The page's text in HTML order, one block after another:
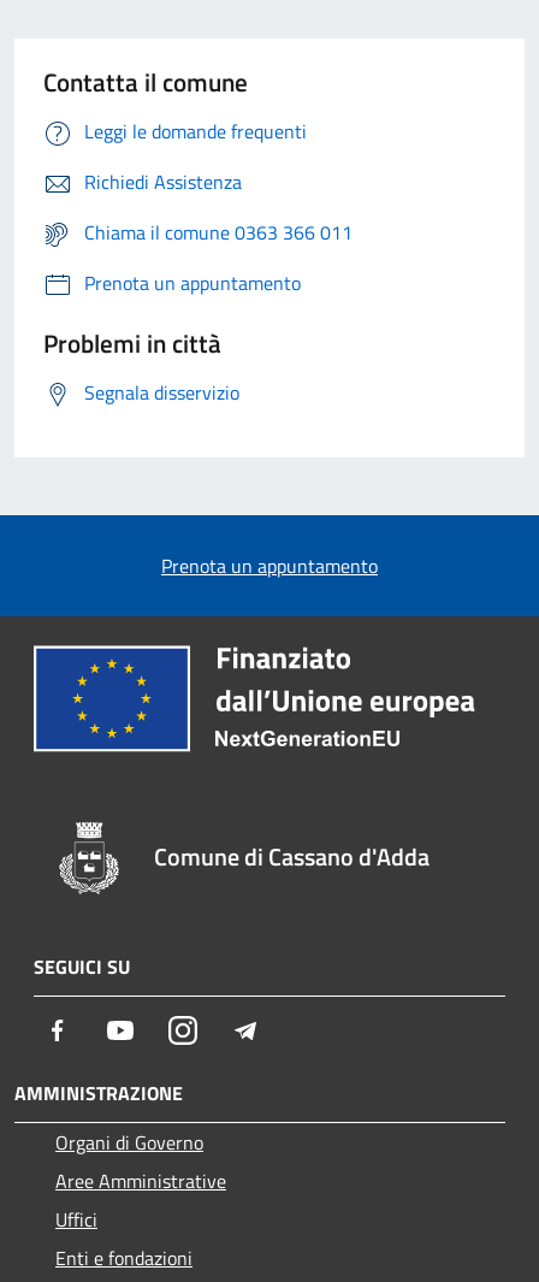
Contatta il comune
Leggi le domande frequenti
Richiedi Assistenza
Chiama il comune 0363 366 011
Prenota un appuntamento
Problemi in città
Segnala disservizio
Prenota un appuntamento
Comune di Cassano d'Adda
SEGUICI SU
Facebook YoutubeInstagram
AMMINISTRAZIONE
Organi di Governo
Aree Amministrative
Uffici
Enti e fondazioni